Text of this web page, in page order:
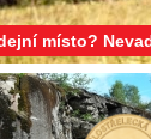
místo?